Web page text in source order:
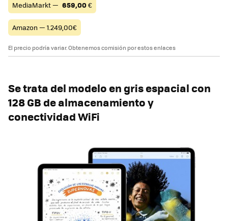
MediaMarkt — 659,00€
Amazon — 1.249,00€
El precio podría variar. Obtenemos comisión por estos enlaces
Se trata del modelo en gris espacial con
128 GB de almacenamiento y
conectividad WiFi